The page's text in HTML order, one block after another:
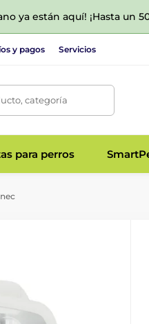
ya están aquí! ¡Hasta un
y pagos Servicios
categoría
para perros